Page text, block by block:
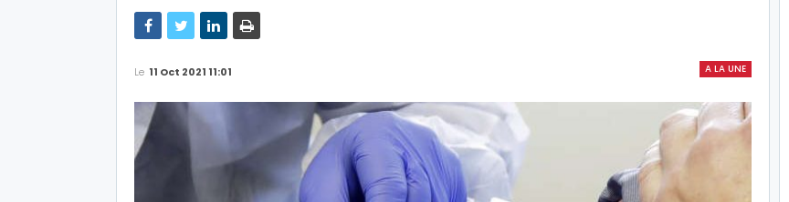
A LA UNE
Le 11 Oct 2021 11:01